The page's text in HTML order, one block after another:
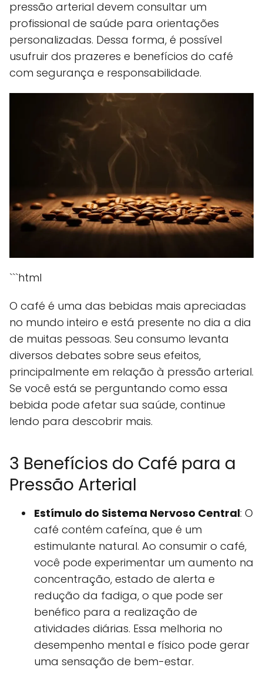
pressão arterial devem consultar um
profissional de saúde para orientações
personalizadas. Dessa forma, é possível
usufruir dos prazeres e benefícios do café
com segurança e responsabilidade.
```html
O café é uma das bebidas mais apreciadas
no mundo inteiro e está presente no dia a dia
de muitas pessoas. Seu consumo levanta
diversos debates sobre seus efeitos,
principalmente em relação à pressão arterial.
Se você está se perguntando como essa
bebida pode afetar sua saúde, continue
lendo para descobrir mais.
3 Benefícios do Café para a
Pressão Arterial
Estímulo do Sistema Nervoso Central: O
café contém cafeína, que é um
estimulante natural. Ao consumir o café,
você pode experimentar um aumento na
concentração, estado de alerta e
redução da fadiga, o que pode ser
benéfico para a realização de
atividades diárias. Essa melhoria no
desempenho mental e físico pode gerar
uma sensação de bem-estar.